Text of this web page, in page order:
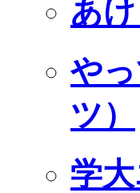
あ
や
ツ）
学